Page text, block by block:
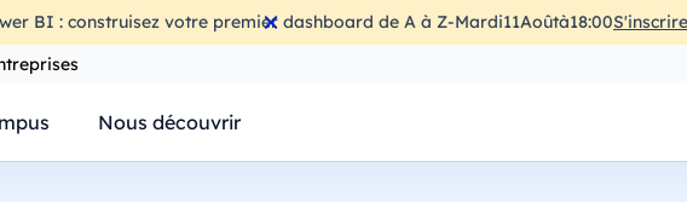
BI : construisez votre premier dashboard de A à Z-Mardi11Aoûtà18:00S'inscrire
Nous découvrir